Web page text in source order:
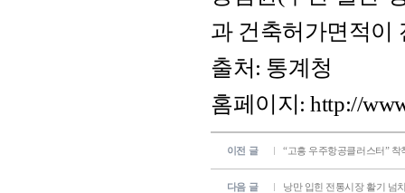
이전 글 “고흥 우주항공클러스터” 착
다음 글 낭만 입힌 전통시장 활기 넘
과 건축허가면적이
출처: 통계청
홈페이지:http://